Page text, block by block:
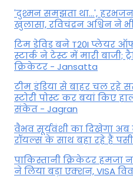
'दुश्मन समझता था...',
खुलासा, रव‍िचंद्रन अश्विन ने
टिम डेविड बने T20I प्लेयर
स्टार्क ने टेस्ट में मारी बाजी;
क्रिकेटर - Jansatta
टीम इंडिया से बाहर चल रहे
स्टोरी पोस्ट कर बयां किए
संकेत - Jagran
वैभव सूर्यवंशी का दिखेगा अब
रॉयल्स के साथ बहा रहे हैं
पाकिस्तानी क्रिकेटर हमजा
ने ल‍िया बड़ा एक्शन, VISA